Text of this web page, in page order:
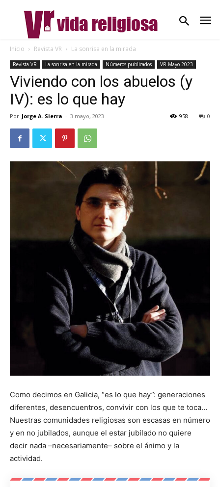
Inicio Revista VR La sonrisa en la mirada
Revista VR La sonrisa en la mirada Números publicados VR Mayo 2023
Viviendo con los abuelos (y
IV): es lo que hay
Por Jorge A. Sierra - 3 mayo, 2023 0
958
Como decimos en Galicia, “es lo que hay”: generaciones
diferentes, desencuentros, convivir con los que te toca…
Nuestras comunidades religiosas son escasas en número
y en no jubilados, aunque el estar jubilado no quiere
decir nada –necesariamente– sobre el ánimo y la
actividad.